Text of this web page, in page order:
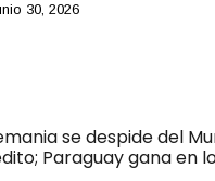
30, 2026
se despide del
Paraguay gana en